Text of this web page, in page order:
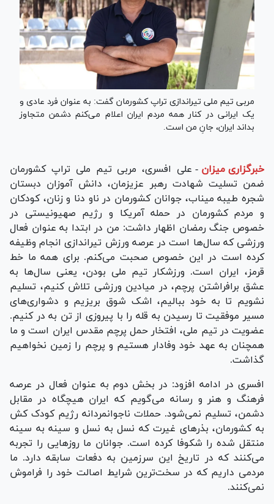
مربی تیم ملی تیراندازی تراپ کشورمان گفت: به عنوان فرد عادی و
یک ایرانی در کنار همه مردم ایران اعلام می‌کنم دشمن متجاوز
بداند ایران، جانِ من است.
خبرگزاری میزان - علی افسری، مربی تیم ملی تراپ کشورمان
ضمن تسلیت شهادت رهبر عزیزمان، دانش آموزان دبستان
شجره طیبه میناب، جوانان کشورمان در ناو دنا و زنان، کودکان
و مردم کشورمان در حمله آمریکا و رژیم صهیونیستی در
خصوص جنگ رمضان اظهار داشت: من در ابتدا به عنوان فعال
ورزشی که سال‌ها است در عرصه ورزش تیراندازی انجام وظیفه
کرده است در این خصوص صحبت می‌کنم. برای همه ما خط
قرمز، ایران است. ورزشکار تیم ملی بودن، یعنی سال‌ها به
عشق برافراشتن پرچم، در میادین ورزشی تلاش کنیم، تسلیم
نشویم تا به خود ببالیم، اشک شوق بریزیم و دشواری‌های
مسیر موفقیت تا رسیدن به قله را با پیروزی از تن به در کنیم.
عضویت در تیم ملی، افتخار حمل پرچم مقدس ایران است و ما
همچنان به عهد خود وفادار هستیم و پرچم را زمین نخواهیم
گذاشت.
افسری در ادامه افزود: در بخش دوم به عنوان فعال در عرصه
فرهنگ و هنر و رسانه می‌گویم که ایران هیچگاه در مقابل
دشمن، تسلیم نمی‌شود. حملات ناجوانمردانه رژیم کودک کش
به کشورمان، بذر‌های غیرت که نسل به نسل و سینه به سینه
منتقل شده را شکوفا کرده است. جوانان ما روز‌هایی را تجربه
می‌کنند که در تاریخ این سرزمین به دفعات سابقه دارد. ما
مردمی داریم که در سخت‌ترین شرایط اصالت خود را فراموش
نمی‌کنند.